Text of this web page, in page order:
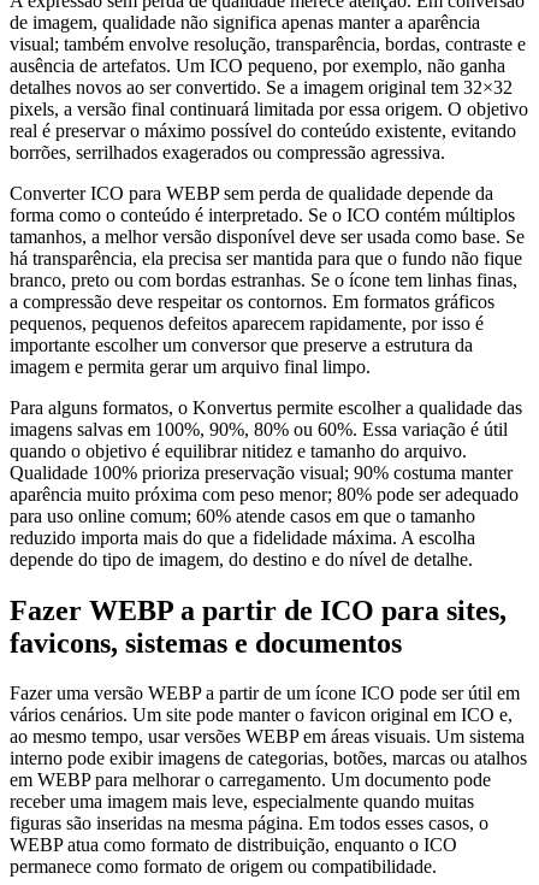
de imagem, qualidade não significa apenas manter a aparência
visual; também envolve resolução, transparência, bordas, contraste e
ausência de artefatos. Um ICO pequeno, por exemplo, não ganha
detalhes novos ao ser convertido. Se a imagem original tem 32×32
pixels, a versão final continuará limitada por essa origem. O objetivo
real é preservar o máximo possível do conteúdo existente, evitando
borrões, serrilhados exagerados ou compressão agressiva.
Converter ICO para WEBP sem perda de qualidade depende da
forma como o conteúdo é interpretado. Se o ICO contém múltiplos
tamanhos, a melhor versão disponível deve ser usada como base. Se
há transparência, ela precisa ser mantida para que o fundo não fique
branco, preto ou com bordas estranhas. Se o ícone tem linhas finas,
a compressão deve respeitar os contornos. Em formatos gráficos
pequenos, pequenos defeitos aparecem rapidamente, por isso é
importante escolher um conversor que preserve a estrutura da
imagem e permita gerar um arquivo final limpo.
Para alguns formatos, o Konvertus permite escolher a qualidade das
imagens salvas em 100%, 90%, 80% ou 60%. Essa variação é útil
quando o objetivo é equilibrar nitidez e tamanho do arquivo.
Qualidade 100% prioriza preservação visual; 90% costuma manter
aparência muito próxima com peso menor; 80% pode ser adequado
para uso online comum; 60% atende casos em que o tamanho
reduzido importa mais do que a fidelidade máxima. A escolha
depende do tipo de imagem, do destino e do nível de detalhe.
Fazer WEBP a partir de ICO para sites,
favicons, sistemas e documentos
Fazer uma versão WEBP a partir de um ícone ICO pode ser útil em
vários cenários. Um site pode manter o favicon original em ICO e,
ao mesmo tempo, usar versões WEBP em áreas visuais. Um sistema
interno pode exibir imagens de categorias, botões, marcas ou atalhos
em WEBP para melhorar o carregamento. Um documento pode
receber uma imagem mais leve, especialmente quando muitas
figuras são inseridas na mesma página. Em todos esses casos, o
WEBP atua como formato de distribuição, enquanto o ICO
permanece como formato de origem ou compatibilidade.